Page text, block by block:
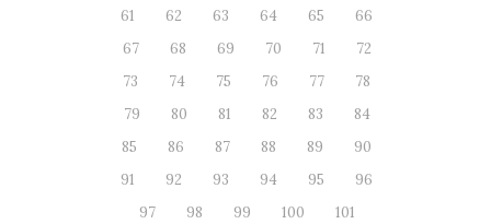
61
62 63 64 65
66
67
68 69 70 71
72
73
74 75 76 77
78
79
80 81 82 83
84
85
86 87 88 89
90
91
92 93 94 95
96
97
98 99 100
101